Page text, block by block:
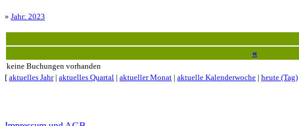
» Jahr: 2023
«
keine Buchungen vorhanden
[ aktuelles Jahr| aktuelles Quartal | aktueller Monat | aktuelle Kalenderwoche | heute (Tag)